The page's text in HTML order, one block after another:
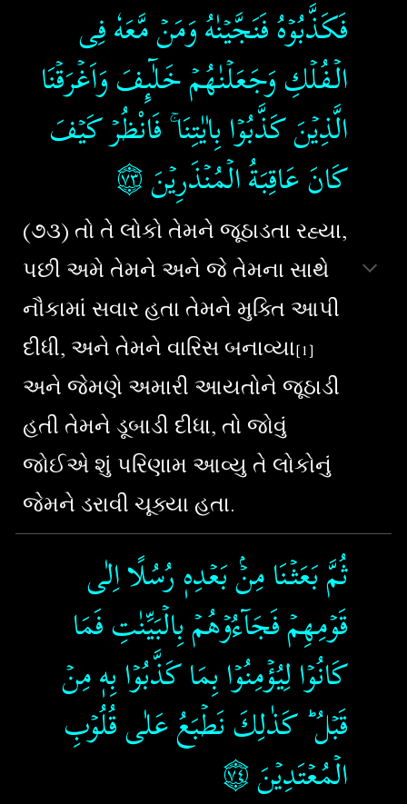
فَكَذَّبُوۡهُ فَنَجَّيۡنٰهُ وَمَنۡ مَّعَهٗ فِى
الۡـفُلۡكِ وَجَعَلۡنٰهُمۡ خَلٰٓٮِٕفَ وَاَغۡرَقۡنَا
الَّذِيۡنَ كَذَّبُوۡا بِاٰيٰتِنَا​ ۚ فَانْظُرۡ كَيۡفَ
كَانَ عَاقِبَةُ الۡمُنۡذَرِيۡنَ‏۝٧٣
(૭૩) તો તે લોકો તેમને જૂઠાડતા રહ્યા,
પછી અમે તેમને અને જે તેમના સાથે
નૌકામાં સવાર હતા તેમને મુક્તિ આપી
દીધી, અને તેમને વારિસ બનાવ્યા[1]
અને જેમણે અમારી આયતોને જૂઠાડી
હતી તેમને ડૂબાડી દીધા, તો જોવું
જોઈએ શું પરિણામ આવ્યુ તે લોકોનું
જેમને ડરાવી ચૂક્યા હતા.
ثُمَّ بَعَثۡنَا مِنۡۢ بَعۡدِهٖ رُسُلًا اِلٰى
قَوۡمِهِمۡ فَجَآءُوۡهُمۡ بِالۡبَيِّنٰتِ فَمَا
كَانُوۡا لِيُؤۡمِنُوۡا بِمَا كَذَّبُوۡا بِهٖ مِنۡ
قَبۡلُ​ ؕ كَذٰلِكَ نَطۡبَعُ عَلٰى قُلُوۡبِ
الۡمُعۡتَدِيۡنَ‏۝٧٤